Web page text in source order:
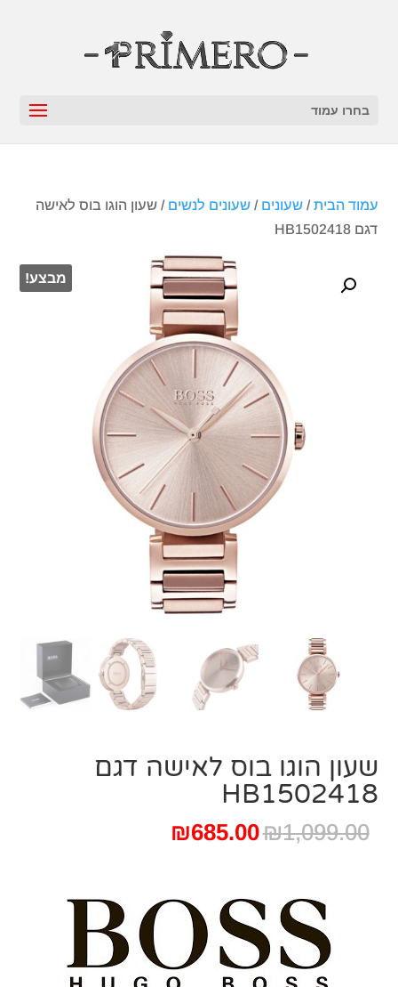
בחרו עמוד
עמוד הבית/שעונים /שעונים לנשים / שעון הוגו בוס לאישה
דגם HB1502418
מבצע!
שעון הוגו בוס לאישה דגם
HB1502418
₪1,099.00
המחיר
₪1,099.00.
₪685.00
₪685.00.